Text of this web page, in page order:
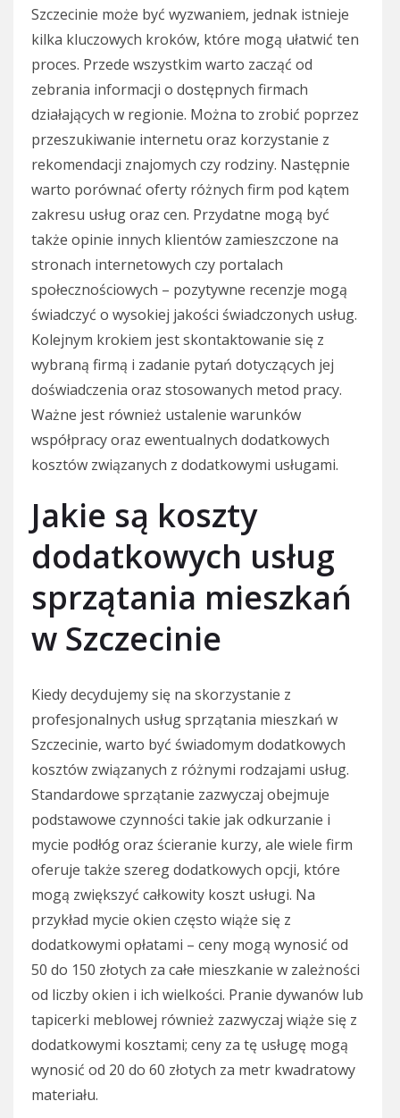
Szczecinie może być wyzwaniem, jednak istnieje
kilka kluczowych kroków, które mogą ułatwić ten
proces. Przede wszystkim warto zacząć od
zebrania informacji o dostępnych firmach
działających w regionie. Można to zrobić poprzez
przeszukiwanie internetu oraz korzystanie z
rekomendacji znajomych czy rodziny. Następnie
warto porównać oferty różnych firm pod kątem
zakresu usług oraz cen. Przydatne mogą być
także opinie innych klientów zamieszczone na
stronach internetowych czy portalach
społecznościowych – pozytywne recenzje mogą
świadczyć o wysokiej jakości świadczonych usług.
Kolejnym krokiem jest skontaktowanie się z
wybraną firmą i zadanie pytań dotyczących jej
doświadczenia oraz stosowanych metod pracy.
Ważne jest również ustalenie warunków
współpracy oraz ewentualnych dodatkowych
kosztów związanych z dodatkowymi usługami.
Jakie są koszty
dodatkowych usług
sprzątania mieszkań
w Szczecinie
Kiedy decydujemy się na skorzystanie z
profesjonalnych usług sprzątania mieszkań w
Szczecinie, warto być świadomym dodatkowych
kosztów związanych z różnymi rodzajami usług.
Standardowe sprzątanie zazwyczaj obejmuje
podstawowe czynności takie jak odkurzanie i
mycie podłóg oraz ścieranie kurzy, ale wiele firm
oferuje także szereg dodatkowych opcji, które
mogą zwiększyć całkowity koszt usługi. Na
przykład mycie okien często wiąże się z
dodatkowymi opłatami – ceny mogą wynosić od
50 do 150 złotych za całe mieszkanie w zależności
od liczby okien i ich wielkości. Pranie dywanów lub
tapicerki meblowej również zazwyczaj wiąże się z
dodatkowymi kosztami; ceny za tę usługę mogą
wynosić od 20 do 60 złotych za metr kwadratowy
materiału.